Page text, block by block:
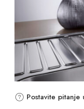
Postavite